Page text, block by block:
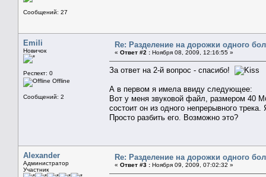
Сообщений: 27
Emili
Новичок
Респект: 0
Offline
Сообщений: 2
Re: Разделение на дорожки одного
« Ответ #2 : Ноября 08, 2009, 12:16:55 »
За ответ на 2-й вопрос - спасибо!
А в первом я имела ввиду следующее:
Вот у меня звуковой файл, размером 40
состоит он из одного непрерывного
Просто разбить его. Возможно это?
Alexander
Администратор
Участник
Re: Разделение на дорожки одного
« Ответ #3 : Ноября 09, 2009, 07:02:32 »